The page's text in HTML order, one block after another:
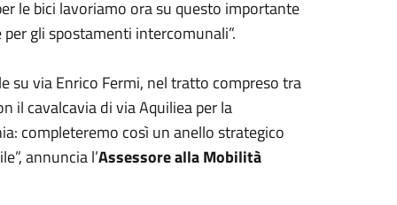
le bici lavoriamo ora su questo importante
gli spostamenti intercomunali”.
su via Enrico Fermi, nel tratto compreso tra
il cavalcavia di via Aquiliea per la
completeremo così un anello strategico
annuncia l’Assessore alla Mobilità